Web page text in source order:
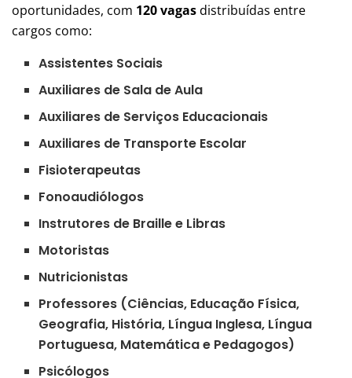
oportunidades, com 120 vagasdistribuídas entre
cargos como:
Assistentes Sociais
Auxiliares de Sala de Aula
Auxiliares de Serviços Educacionais
Auxiliares de Transporte Escolar
Fisioterapeutas
Fonoaudiólogos
Instrutores de Braille e Libras
Motoristas
Nutricionistas
Professores (Ciências, Educação Física,
Geografia, História, Língua Inglesa, Língua
Portuguesa, Matemática e Pedagogos)
Psicólogos